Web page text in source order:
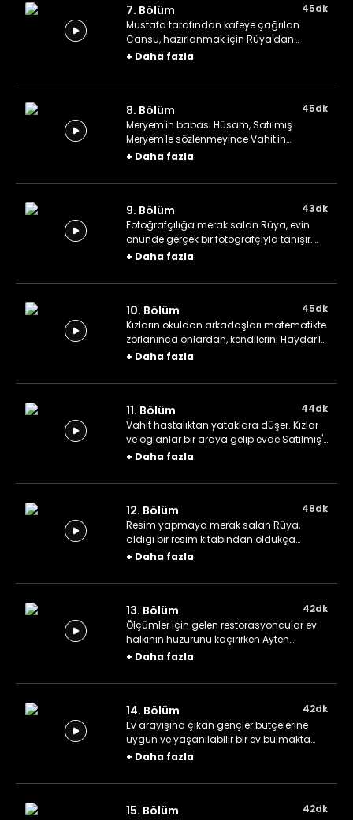
7. Bölüm
45dk
Mustafa tarafından kafeye çağrılan
Cansu, hazırlanmak için Rüya'dan
yardım ister. Misafirinin Armağan'dan
yıkılır.
+ Daha fazla
8. Bölüm
45dk
Meryem'in babası Hüsam, Satılmış
Meryem'le sözlenmeyince Vahit'in
dükkânına çöker. Para arayışına giren
görüştürür.
+ Daha fazla
9. Bölüm
43dk
Fotoğrafçılığa merak salan Rüya, evin
önünde gerçek bir fotoğrafçıyla tanışır.
Vahit ev halkının daha temkinli olması
herkesin aklına şüphe düşürür.
+ Daha fazla
10. Bölüm
45dk
Kızların okuldan arkadaşları matematikte
zorlanınca onlardan, kendilerini Haydar'la
tanıştırmasını isterler. Asiye, Satılmış'ın
gizlice görüşürler.
+ Daha fazla
11. Bölüm
44dk
Vahit hastalıktan yataklara düşer. Kızlar
ve oğlanlar bir araya gelip evde Satılmış'ı
bekleyen ve kalacak başka bir yeri
yapacaklarını düşünürler.
+ Daha fazla
12. Bölüm
48dk
Resim yapmaya merak salan Rüya,
aldığı bir resim kitabından oldukça
etkilenir. Satılmış'ın yokluğunda Haydar
+ Daha fazla
13. Bölüm
42dk
Ölçümler için gelen restorasyoncular ev
halkının huzurunu kaçırırken Ayten
durumdan çok memnundur. Kızların evsiz
bir çözüm önerisi bekler.
+ Daha fazla
14. Bölüm
42dk
Ev arayışına çıkan gençler bütçelerine
uygun ve yaşanılabilir bir ev bulmakta
zorlanırlar. Geçici olarak kızları evinde
şikâyetçi olur.
+ Daha fazla
15. Bölüm
42dk